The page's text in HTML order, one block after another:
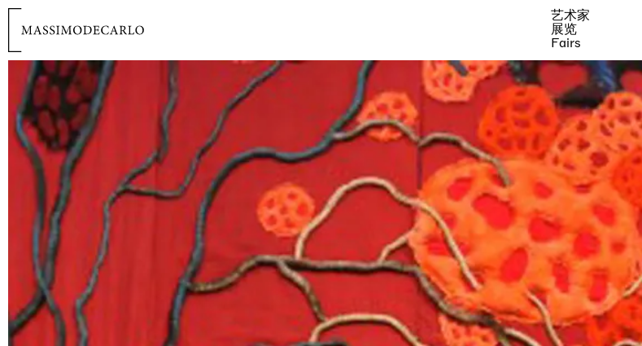
艺术家
展览
Fairs